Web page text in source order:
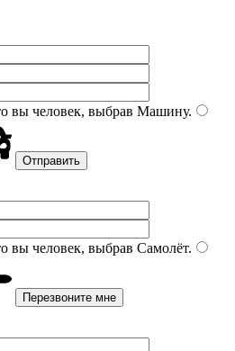
вы человек, выбрав Машину.
вы человек, выбрав Самолёт.